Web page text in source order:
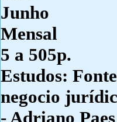
Junho
Mensal
5 a 505p.
Estudos:
negocio
- Adriano